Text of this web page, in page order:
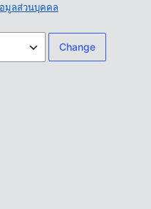
มูลส่วนบุคคล